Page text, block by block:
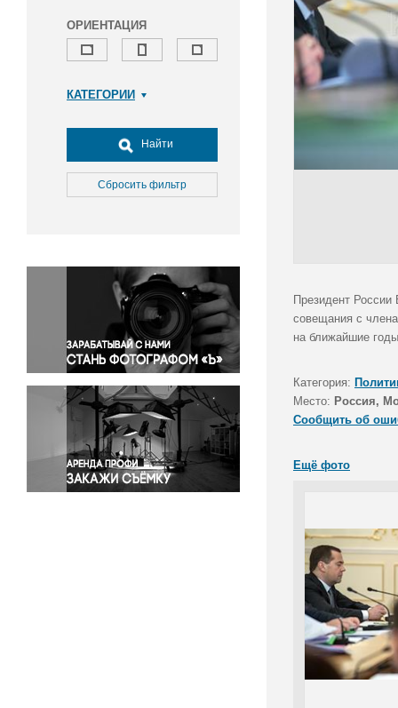
ОРИЕНТАЦИЯ
КАТЕГОРИИ
Досуг, туризм и отдых
Культура
Медицина
Окружающая среда
Политика
Правосудие
Происшествия и конфликты
Религия
Светская жизнь
Спорт
Экология
Экономика и бизнес
Найти
Сбросить фильтр
Президент
совещания с
на ближайшие
Категория:
Место: Россия,
Сообщить об
Ещё фото